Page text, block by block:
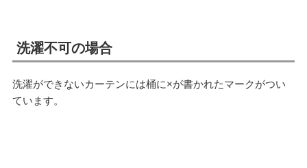
洗濯不可の場合
洗濯ができないカーテンには桶に×が書かれたマークがつい
ています。